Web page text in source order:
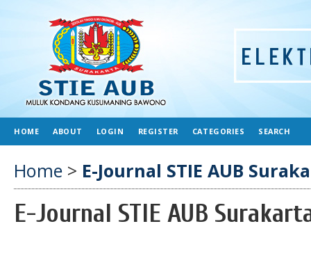
HOME ABOUT LOGIN REGISTER CATEGORIES SEARCH
Home > E-Journal STIE AUB
E-Journal STIE AUB